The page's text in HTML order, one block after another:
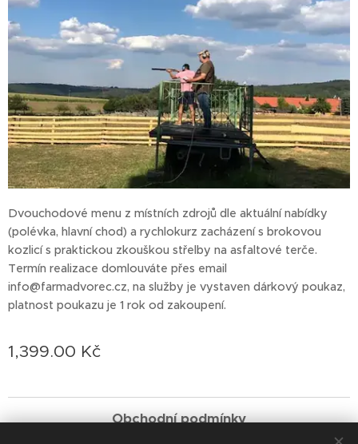
Dvouchodové menu z místních zdrojů dle aktuální nabídky
(polévka, hlavní chod) a rychlokurz zacházení s brokovou
kozlicí s praktickou zkouškou střelby na asfaltové terče.
Termín realizace domlouváte přes email
info@farmadvorec.cz, na služby je vystaven dárkový poukaz,
platnost poukazu je 1 rok od zakoupení.
1,399.00 Kč
Obchodní podmínky